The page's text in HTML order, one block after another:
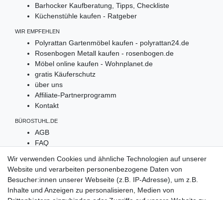
Barhocker Kaufberatung, Tipps, Checkliste
Küchenstühle kaufen - Ratgeber
WIR EMPFEHLEN
Polyrattan Gartenmöbel kaufen - polyrattan24.de
Rosenbogen Metall kaufen - rosenbogen.de
Möbel online kaufen - Wohnplanet.de
gratis Käuferschutz
über uns
Affiliate-Partnerprogramm
Kontakt
BÜROSTUHL.DE
AGB
FAQ
Datenschutz
Impressum
UNSERE ZAHLARTEN
Wir verwenden Cookies und ähnliche Technologien auf unserer
Website und verarbeiten personenbezogene Daten von
Besucher:innen unserer Webseite (z.B. IP-Adresse), um z.B.
Inhalte und Anzeigen zu personalisieren, Medien von